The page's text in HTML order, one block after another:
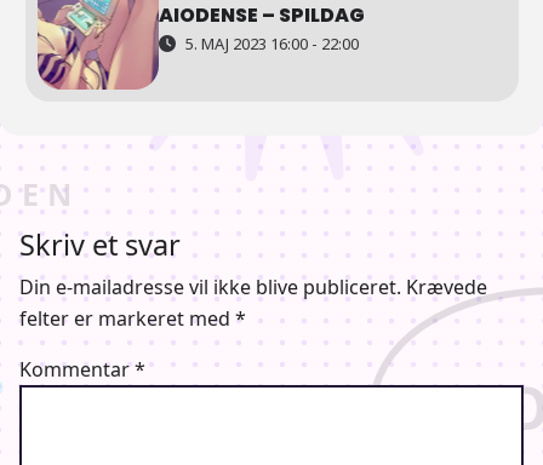
AIODENSE – SPILDAG
5. MAJ 2023 16:00 - 22:00
Skriv et svar
Din e-mailadresse vil ikke blive publiceret. Krævede
felter er markeret med *
Kommentar*